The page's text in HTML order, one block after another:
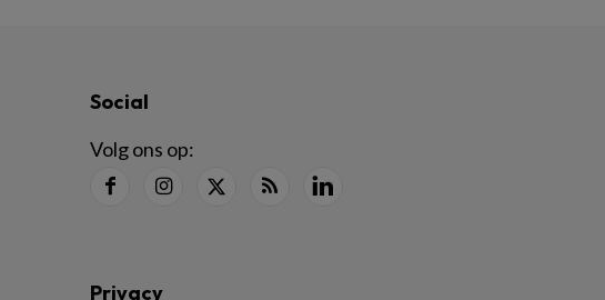
Social
Volg ons op:
Privacy